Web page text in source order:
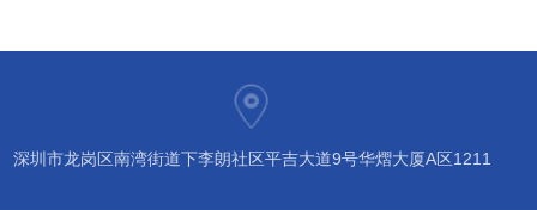
深圳市龙岗区南湾街道下李朗社区平吉大道9号华熠大厦A区1211